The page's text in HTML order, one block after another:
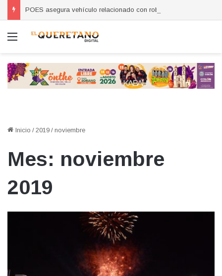
Menú
Inicio / 2019 / noviembre
Mes: noviembre
2019